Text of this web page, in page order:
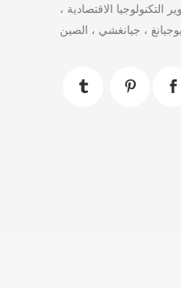
التكنولوجيا الاقتصادية ،
، جيانغشي ، الصين